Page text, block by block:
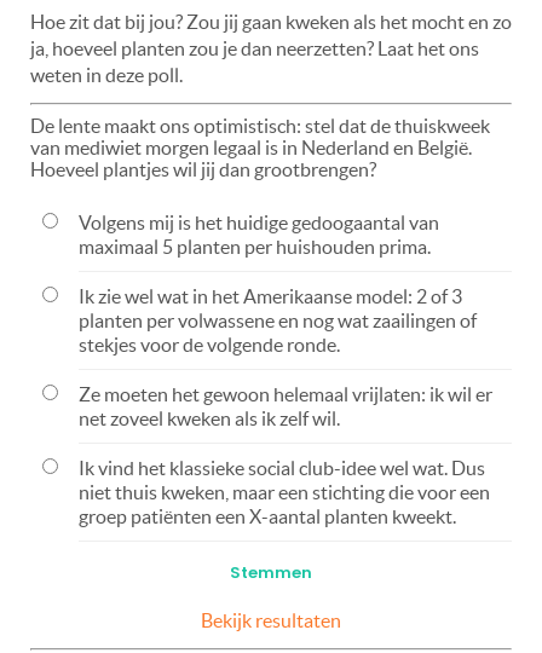
Hoe zit dat bij jou? Zou jij gaan kweken als het mocht en zo
ja, hoeveel planten zou je dan neerzetten? Laat het ons
weten in deze poll.
De lente maakt ons optimistisch: stel dat de thuiskweek
van mediwiet morgen legaal is in Nederland en België.
Hoeveel plantjes wil jij dan grootbrengen?
Volgens mij is het huidige gedoogaantal van
maximaal 5 planten per huishouden prima.
Ik zie wel wat in het Amerikaanse model: 2 of 3
planten per volwassene en nog wat zaailingen of
stekjes voor de volgende ronde.
Ze moeten het gewoon helemaal vrijlaten: ik wil er
net zoveel kweken als ik zelf wil.
Ik vind het klassieke social club-idee wel wat. Dus
niet thuis kweken, maar een stichting die voor een
groep patiënten een X-aantal planten kweekt.
Bekijk resultaten